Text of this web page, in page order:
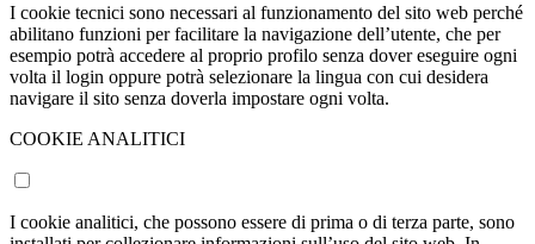
I cookie tecnici sono necessari al funzionamento del sito web perché
abilitano funzioni per facilitare la navigazione dell’utente, che per
esempio potrà accedere al proprio profilo senza dover eseguire ogni
volta il login oppure potrà selezionare la lingua con cui desidera
navigare il sito senza doverla impostare ogni volta.
COOKIE ANALITICI
I cookie analitici, che possono essere di prima o di terza parte, sono